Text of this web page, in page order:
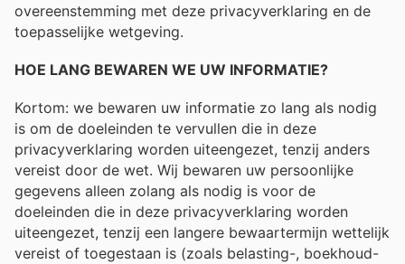
overeenstemming met deze privacyverklaring en de
toepasselijke wetgeving.
HOE LANG BEWAREN WE UW INFORMATIE?
Kortom: we bewaren uw informatie zo lang als nodig
is om de doeleinden te vervullen die in deze
privacyverklaring worden uiteengezet, tenzij anders
vereist door de wet. Wij bewaren uw persoonlijke
gegevens alleen zolang als nodig is voor de
doeleinden die in deze privacyverklaring worden
uiteengezet, tenzij een langere bewaartermijn wettelijk
vereist of toegestaan ​​is (zoals belasting-, boekhoud-